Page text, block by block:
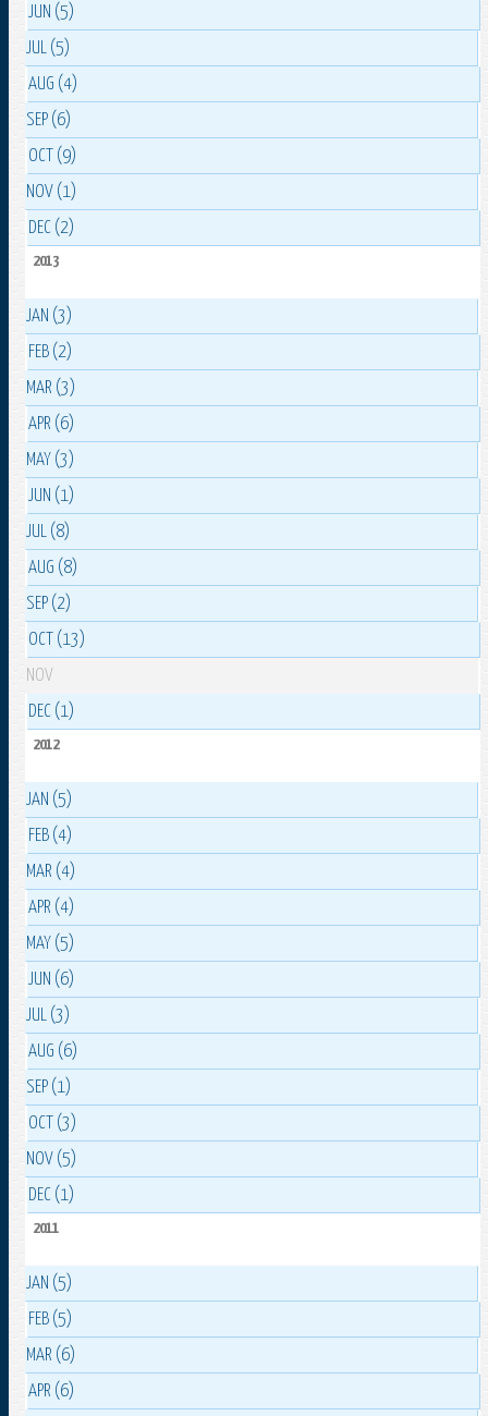
JUN (5)
JUL (5)
AUG (4)
SEP (6)
OCT (9)
NOV (1)
DEC (2)
2013
JAN (3)
FEB (2)
MAR (3)
APR (6)
MAY (3)
JUN (1)
JUL (8)
AUG (8)
SEP (2)
OCT (13)
NOV
DEC (1)
2012
JAN (5)
FEB (4)
MAR (4)
APR (4)
MAY (5)
JUN (6)
JUL (3)
AUG (6)
SEP (1)
OCT (3)
NOV (5)
DEC (1)
2011
JAN (5)
FEB (5)
MAR (6)
APR (6)